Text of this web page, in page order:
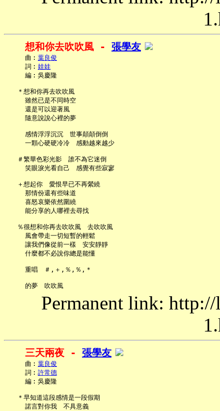
想和你去吹吹風 - 張學友
     曲︰
葉良俊
     詞︰
娃娃
     編︰吳慶隆
   ＊想和你再去吹吹風
     雖然已是不同時空
     還是可以迎著風
     隨意說說心裡的夢
     感情浮浮沉沉　世事顛顛倒倒
     一顆心硬硬冷冷　感動越來越少
   ＃繁華色彩光影　誰不為它迷倒
     笑眼淚光看自己　感覺有些寂寥
   ＋想起你　愛恨早已不再縈繞
     那情份還有些味道
     喜怒哀樂依然圍繞
     能分享的人哪裡去尋找
   ％很想和你再去吹吹風　去吹吹風
     風會帶走一切短暫的輕鬆
     讓我們像從前一樣　安安靜靜
     什麼都不必說你總是能懂
     重唱　＃,＋,％,％,＊
Permanent link:
三天兩夜 - 張學友
     曲︰
葉良俊
     詞︰
許常德
     編︰吳慶隆
   ＊早知道這段感情是一段假期
     諾言對你我　不具意義